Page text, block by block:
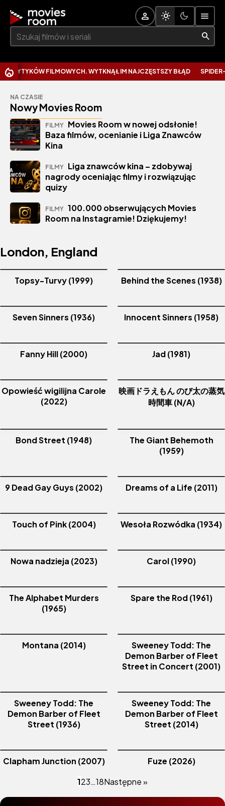
Szukaj:
FILMOWYCH. WYTKNĄŁ IM NAJCZĘSTSZY BŁĄD SPIDER-
NA CZASIE
Nowy Movies Room
FILMY Movies Room w nowej odsłonie!
Baza filmów, ocenianie i Liga Znawców
Kina
FILMY Liga znawców kina – zdobywaj
nagrody oceniając filmy i rozwiązując
quizy
FILMY 100.000 obserwujących Movies
Room na Instagramie! Dziękujemy!
London, England
Topsy-Turvy (1999) Behind the Scenes (1938)
Seven Sinners (1936) Innocent Sinners (1958)
Fanny Hill (2000) Jad (1981)
Opowieść wigilijna Carole
(2022)
映画ドラえもん のび太の蒸気
時間車 (N/A)
Bond Street (1948)
The Giant Behemoth
(1959)
9 Dead Gay Guys (2002) Dreams of a Life (2011)
Touch of Pink (2004) Wesoła Rozwódka (1934)
Nowa nadzieja (2023) Carol (1990)
The Alphabet Murders
(1965)
Spare the Rod (1961)
Montana (2014)
Sweeney Todd: The
Demon Barber of Fleet
Street in Concert (2001)
Sweeney Todd: The
Demon Barber of Fleet
Street (1936)
Sweeney Todd: The
Demon Barber of Fleet
Street (2014)
Clapham Junction (2007)
Fuze (2026)
123…18Następne »